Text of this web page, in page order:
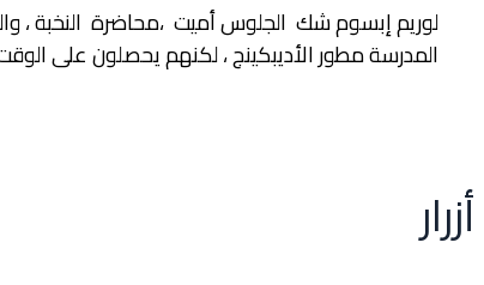
لوريم إبسوم شك الجلوس أميت ،محاضرة النخبة ،
المدرسة مطور الأديبكينج ، لكنهم يحصلون على
أزرار